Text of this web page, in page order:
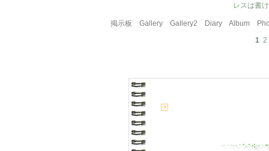
レスは書
掲示板 Gallery Gallery2 Diary Album
1 2